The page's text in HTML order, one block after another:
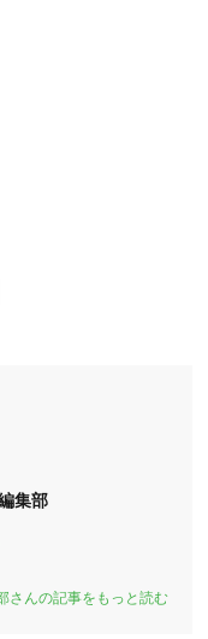
集部
さんの記事をもっと読む